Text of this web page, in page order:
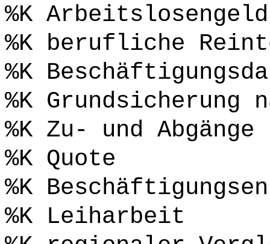
%K
%K berufliche
%K
%K Grundsicherung
%K Zu- und Abgänge
%K Quote
%K
%K Leiharbeit